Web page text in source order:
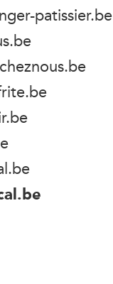
patissier.be